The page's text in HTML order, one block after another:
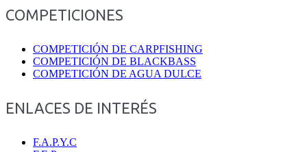
COMPETICIONES
COMPETICIÓN DE CARPFISHING
COMPETICIÓN DE BLACKBASS
COMPETICIÓN DE AGUA DULCE
ENLACES DE INTERÉS
F.A.P.Y.C